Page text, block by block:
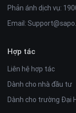
Phản ánh dịch vụ:
Email:
Hợp tác
Liên hệ hợp tác
Dành cho nhà đầu tư
Dành cho trường Đại